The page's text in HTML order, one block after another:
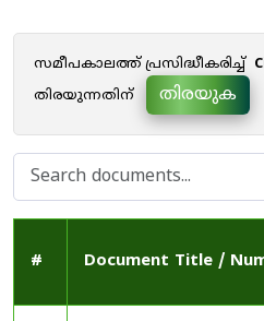
സമീപകാലത്ത് പ്രസിദ്ധീകരിച്ച്
തിരയുന്നതിന്
തിരയുക
# Document Title /